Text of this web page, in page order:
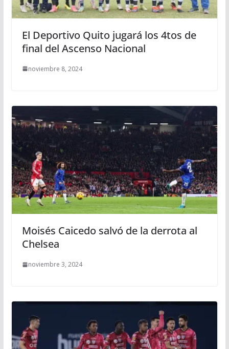
El Deportivo Quito jugará los 4tos de
final del Ascenso Nacional
noviembre 8, 2024
Moisés Caicedo salvó de la derrota al
Chelsea
noviembre 3, 2024